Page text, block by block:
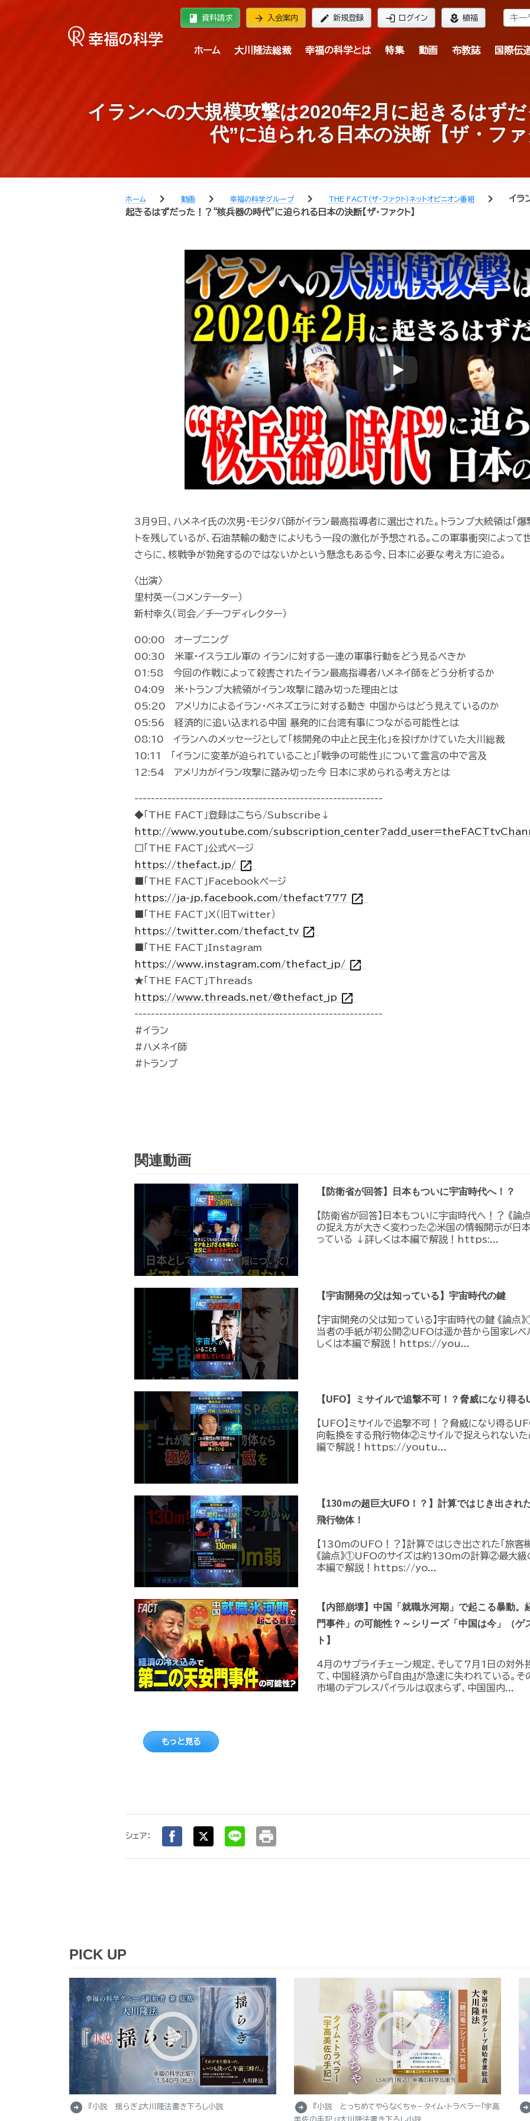
book 資料請求 arrow_forward 入会案内 edit 新規登録 login ログイン local_florist 植福
ホーム 大川隆法総裁 幸福の科学とは 特集 動画 布教誌 国際伝
イランへの大規模攻撃は2020年2月に起きるはず
代”に迫られる日本の決断【ザ・ファ
ホーム chevron_right 動画 chevron_right 幸福の科学グループ chevron_right THE FACT（ザ・ファクト）ネットオピニオン番組 chevron_right
イラ
起きるはずだった！？“核兵器の時代”に迫られる日本の決断【ザ・ファクト】
Play
3月9日、ハメネイ氏の次男・モジタバ師がイラン最高指導者に選出された。トランプ大統領は「
トを残しているが、石油禁輸の動きによりもう一段の激化が予想される。この軍事衝突によって
さらに、核戦争が勃発するのではないかという懸念もある今、日本に必要な考え方に迫る。
〈出演〉
里村英一（コメンテーター）
新村幸久（司会／チーフディレクター）
00:00 オープニング
00:30 米軍・イスラエル軍の イランに対する一連の軍事行動をどう見るべきか
01:58 今回の作戦によって殺害されたイラン最高指導者ハメネイ師をどう分析するか
04:09 米・トランプ大統領がイラン攻撃に踏み切った理由とは
05:20 アメリカによるイラン・ベネズエラに対する動き 中国からはどう見えているのか
05:56 経済的に追い込まれる中国 暴発的に台湾有事につながる可能性とは
08:10 イランへのメッセージとして「核開発の中止と民主化」を投げかけていた大川総裁
10:11 「イランに変革が迫られていること」「戦争の可能性」について霊言の中で言及
12:54 アメリカがイラン攻撃に踏み切った今 日本に求められる考え方とは
------------------------------------------------------------
◆「THE FACT」登録はこちら/Subscribe↓
http://www.youtube.com/
□「THE FACT」公式ページ
https://thefact.jp/ open_in_new
■「THE FACT」Facebookページ
https://ja-jp.facebook.com/thefact777 open_in_new
■「THE FACT」X（旧Twitter）
https://twitter.com/thefact_tv open_in_new
■「THE FACT」Instagram
https://www.instagram.com/thefact_jp/ open_in_new
★「THE FACT」Threads
https://www.threads.net/@thefact_jp open_in_new
------------------------------------------------------------
#イラン
#ハメネイ師
#トランプ
関連動画
【防衛省が回答】日本もついに宇宙時代へ！？
【防衛省が回答】日本もついに宇宙時代へ！？ 《
の捉え方が大きく変わった②米国の情報開示が日
っている ↓詳しくは本編で解説！https:...
【宇宙開発の父は知っている】宇宙時代の鍵
【宇宙開発の父は知っている】宇宙時代の鍵 《論点
当者の手紙が初公開②UFOは遥か昔から国家レ
しくは本編で解説！https://you...
【UFO】ミサイルで追撃不可！？脅威になり得る
【UFO】ミサイルで追撃不可！？脅威になり得る
向転換をする飛行物体②ミサイルで捉えられない
編で解説！https://youtu...
【130ｍの超巨大UFO！？】計算ではじき出され
飛行物体！
【130ｍのUFO！？】計算ではじき出された「旅客
《論点》①UFOのサイズは約130ｍの計算②最大
本編で解説！https://yo...
【内部崩壊】中国「就職氷河期」で起こる暴動
門事件」の可能性？～シリーズ「中国は今」（ゲ
ト】
4月のサプライチェーン規定、そして7月1日の対外
て、中国経済から『自由』が急速に失われている。
市場のデフレスパイラルは収まらず、中国国内...
もっと見る
シェア： print
PICK UP
arrow_circle_right 『小説 揺らぎ』大川隆法書き下ろし小説 arrow_circle_right
『小説 とっちめてやらなくちゃ－タイム・トラベラー「宇高